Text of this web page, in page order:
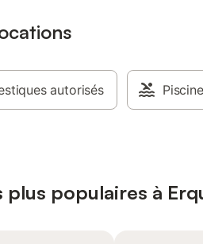
autorisés Piscine
plus populaires à